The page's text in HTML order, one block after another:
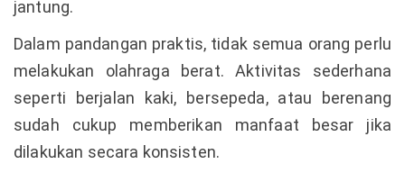
jantung.
Dalam pandangan praktis, tidak semua orang perlu
melakukan olahraga berat. Aktivitas sederhana
seperti berjalan kaki, bersepeda, atau berenang
sudah cukup memberikan manfaat besar jika
dilakukan secara konsisten.